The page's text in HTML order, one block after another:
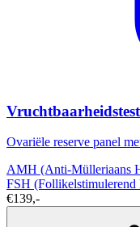
Vruchtbaarheidstest
Ovariële reserve panel
AMH (Anti-Mülleriaans
FSH (Follikelstimulerend
€139,-